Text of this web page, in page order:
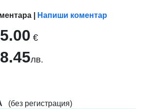
Напиши коментар
€
лв.
(без регистрация)